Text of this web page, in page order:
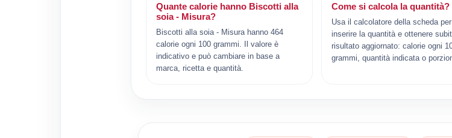
Quante calorie hanno Biscotti alla
soia - Misura?
Biscotti alla soia - Misura hanno 464
calorie ogni 100 grammi. Il valore è
indicativo e può cambiare in base a
marca, ricetta e quantità.
Come si calcola la quantità?
Usa il calcolatore della scheda per
inserire la quantità e ottenere
risultato aggiornato: calorie ogni
grammi, quantità indicata o